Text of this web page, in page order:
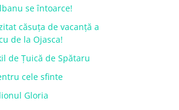
se întoarce!
căsuța de vacanță a
de la Ojasca!
de Țuică de Spătaru
cele sfinte
Gloria